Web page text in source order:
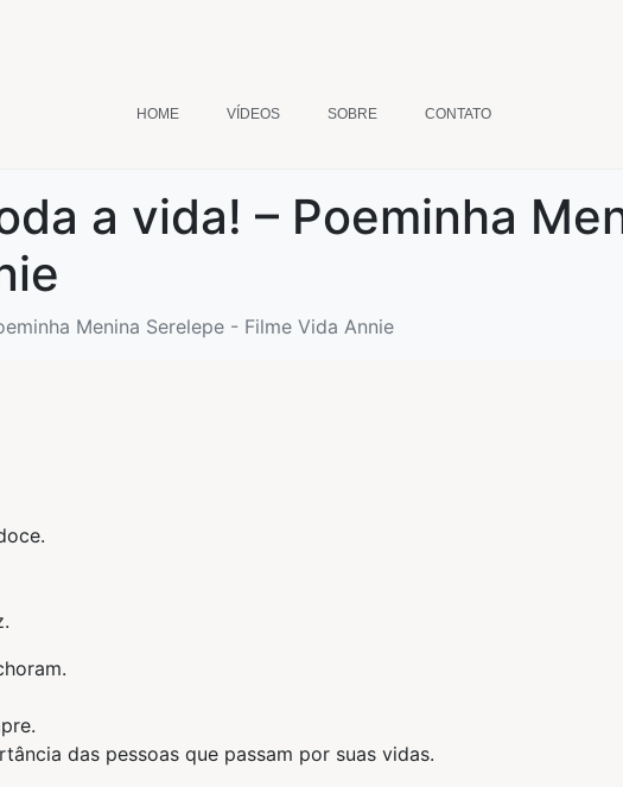
HOME VÍDEOS SOBRE CONTATO
a vida! – Poeminha
Menina Serelepe - Filme Vida Annie
das pessoas que passam por suas vidas.